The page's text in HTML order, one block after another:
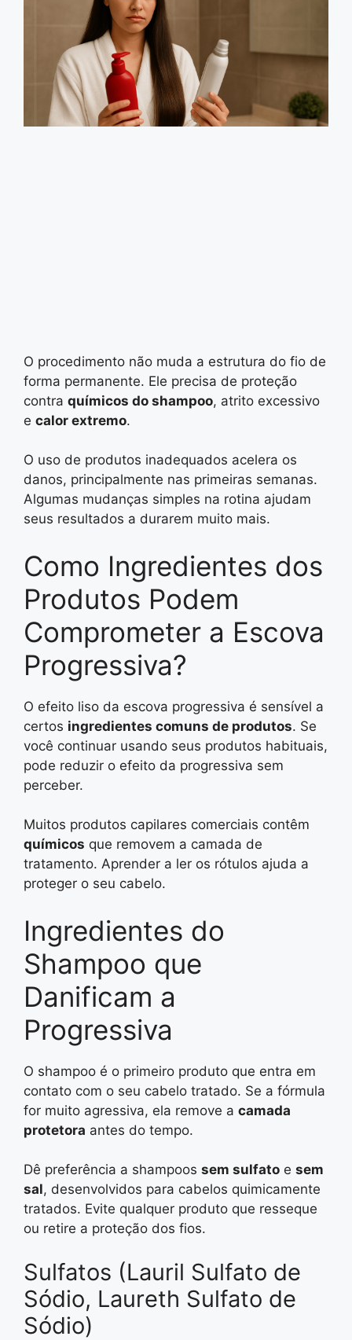
O procedimento não muda a estrutura do fio de
forma permanente. Ele precisa de proteção
contra químicos do shampoo, atrito excessivo
e calor extremo.
O uso de produtos inadequados acelera os
danos, principalmente nas primeiras semanas.
Algumas mudanças simples na rotina ajudam
seus resultados a durarem muito mais.
Como Ingredientes dos
Produtos Podem
Comprometer a Escova
Progressiva?
O efeito liso da escova progressiva é sensível a
certos ingredientes comuns de produtos. Se
você continuar usando seus produtos habituais,
pode reduzir o efeito da progressiva sem
perceber.
Muitos produtos capilares comerciais contêm
químicos que removem a camada de
tratamento. Aprender a ler os rótulos ajuda a
proteger o seu cabelo.
Ingredientes do
Shampoo que
Danificam a
Progressiva
O shampoo é o primeiro produto que entra em
contato com o seu cabelo tratado. Se a fórmula
for muito agressiva, ela remove a camada
protetora antes do tempo.
Dê preferência a shampoos sem sulfato e sem
sal, desenvolvidos para cabelos quimicamente
tratados. Evite qualquer produto que resseque
ou retire a proteção dos fios.
Sulfatos (Lauril Sulfato de
Sódio, Laureth Sulfato de
Sódio)